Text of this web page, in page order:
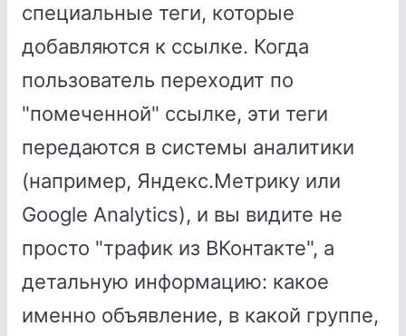
специальные теги, которые
добавляются к ссылке. Когда
пользователь переходит по
"помеченной" ссылке, эти теги
передаются в системы аналитики
(например, Яндекс.Метрику или
Google Analytics), и вы видите не
просто "трафик из ВКонтакте", а
детальную информацию: какое
именно объявление, в какой группе,